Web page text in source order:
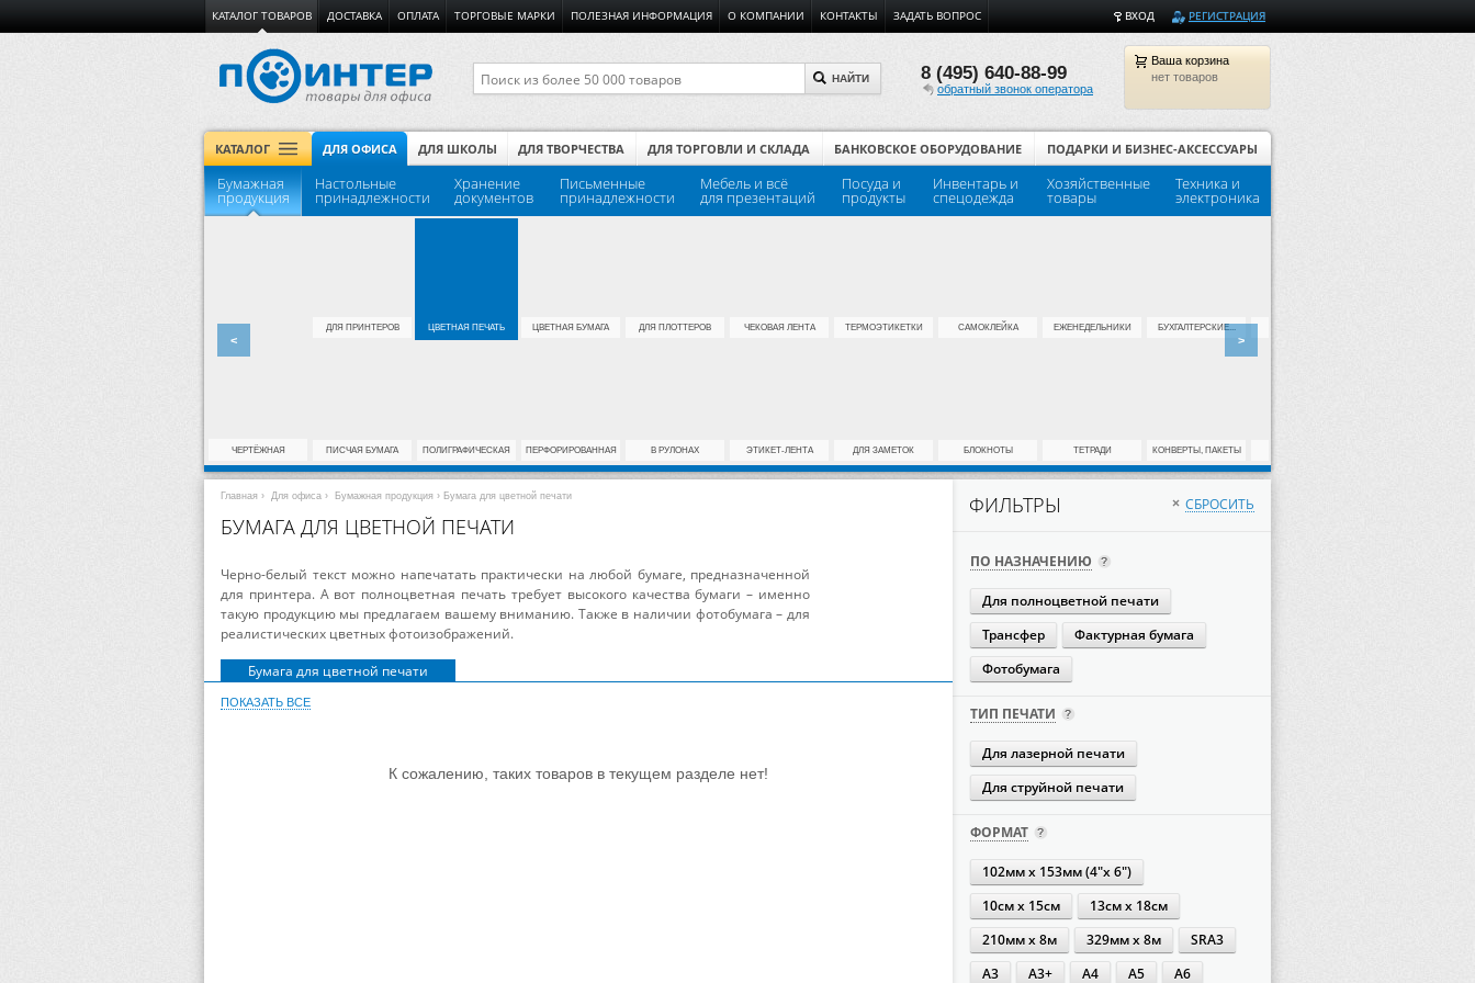
ВХОД РЕГИСТРАЦИЯ
КАТАЛОГ ТОВАРОВ ДОСТАВКА ОПЛАТА ТОРГОВЫЕ МАРКИ ПОЛЕЗНАЯ ИНФОРМАЦИЯ О КОМПАНИИ КОНТАКТЫ ЗАДАТЬ ВОПРОС
Ваша корзина
нет товаров
8 (495) 640-88-99
обратный звонок оператора
НАЙТИ
КАТАЛОГ ДЛЯ ОФИСА ДЛЯ ШКОЛЫ ДЛЯ ТВОРЧЕСТВА ДЛЯ ТОРГОВЛИ И СКЛАДА БАНКОВСКОЕ ОБОРУДОВАНИЕ ПОДАРКИ И БИЗНЕС-АКСЕССУАРЫ
Бумажная
продукция
Настольные
принадлежности
Хранение
документов
Письменные
принадлежности
Мебель и всё
для презентаций
Посуда и
продукты
Инвентарь и
спецодежда
Хозяйственные
товары
Техника и
электроника
ЧЕРТЁЖНАЯ
ДЛЯ ПРИНТЕРОВ ЦВЕТНАЯ ПЕЧАТЬ ЦВЕТНАЯ БУМАГА ДЛЯ ПЛОТТЕРОВ ЧЕКОВАЯ ЛЕНТА ТЕРМОЭТИКЕТКИ САМОКЛЕЙКА ЕЖЕНЕДЕЛЬНИКИ БУХГАЛТЕРСКИЕ...
ПИСЧАЯ БУМАГА ПОЛИГРАФИЧЕСКАЯ ПЕРФОРИРОВАННАЯ В РУЛОНАХ ЭТИКЕТ-ЛЕНТА ДЛЯ ЗАМЕТОК БЛОКНОТЫ ТЕТРАДИ КОНВЕРТЫ, ПАКЕТЫ
< >
ФИЛЬТРЫ × СБРОСИТЬ
ПО НАЗНАЧЕНИЮ
Для полноцветной печати
Трансфер
Фактурная бумага
Фотобумага
ТИП ПЕЧАТИ
Для лазерной печати
Для струйной печати
ФОРМАТ
102мм х 153мм (4"х 6")
10см х 15см
13см х 18см
210мм х 8м
329мм х 8м
SRA3
А3
А3+ А4 А5 А6
Главная › Для офиса › Бумажная продукция › Бумага для цветной печати
БУМАГА ДЛЯ ЦВЕТНОЙ ПЕЧАТИ
Черно-белый текст можно напечатать практически на любой бумаге, предназначенной
для принтера. А вот полноцветная печать требует высокого качества бумаги – именно
такую продукцию мы предлагаем вашему вниманию. Также в наличии фотобумага – для
реалистических цветных фотоизображений.
Бумага для цветной печати
ПОКАЗАТЬ ВСЕ
К сожалению, таких товаров в текущем разделе нет!